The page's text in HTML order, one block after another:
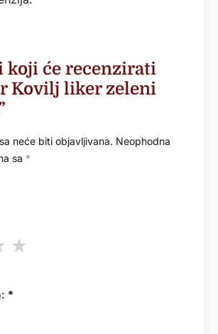
koji će recenzirati
Kovilj liker zeleni
neće biti objavljivana. Neophodna
sa *
*